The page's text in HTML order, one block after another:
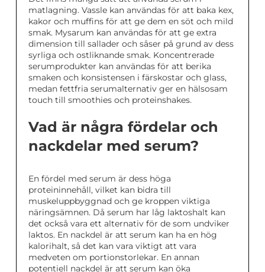
matlagning. Vassle kan användas för att baka kex,
kakor och muffins för att ge dem en söt och mild
smak. Mysarum kan användas för att ge extra
dimension till sallader och såser på grund av dess
syrliga och ostliknande smak. Koncentrerade
serumprodukter kan användas för att berika
smaken och konsistensen i färskostar och glass,
medan fettfria serumalternativ ger en hälsosam
touch till smoothies och proteinshakes.
Vad är några fördelar och
nackdelar med serum?
En fördel med serum är dess höga
proteininnehåll, vilket kan bidra till
muskeluppbyggnad och ge kroppen viktiga
näringsämnen. Då serum har låg laktoshalt kan
det också vara ett alternativ för de som undviker
laktos. En nackdel är att serum kan ha en hög
kalorihalt, så det kan vara viktigt att vara
medveten om portionstorlekar. En annan
potentiell nackdel är att serum kan öka